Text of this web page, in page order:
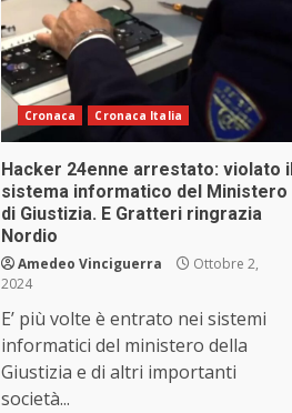
Cronaca Cronaca Italia
Hacker 24enne arrestato: violato
sistema informatico del Ministero
di Giustizia. E Gratteri ringrazia
Nordio
Amedeo Vinciguerra
Ottobre 2,
2024
E’ più volte è entrato nei sistemi
informatici del ministero della
Giustizia e di altri importanti
società...